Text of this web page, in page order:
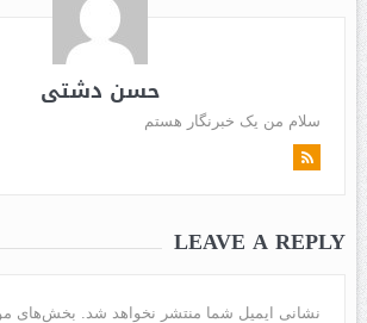
حسن دشتی
سلام من یک خبرنگار هستم
LEAVE A REPLY
نشانی ایمیل شما منتشر نخواهد شد.
بخش‌های